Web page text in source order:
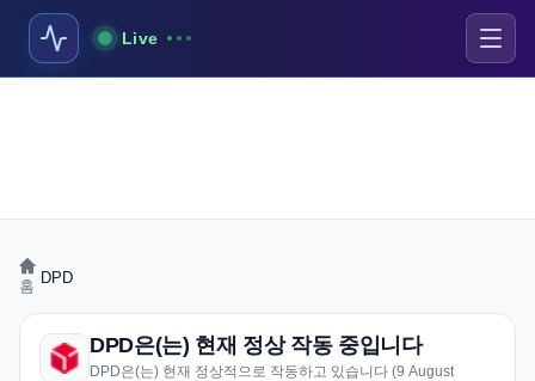
Live
홈 DPD
DPD은(는) 현재 정상 작동 중입니다
DPD은(는) 현재 정상적으로 작동하고 있습니다 (9 August